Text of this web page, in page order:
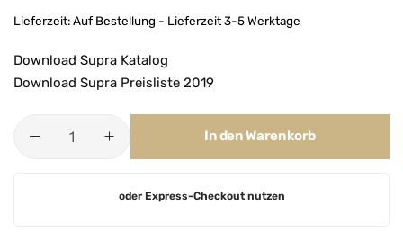
Lieferzeit:Auf Bestellung - Lieferzeit 3-5 Werktage
Download Supra Katalog
Download Supra Preisliste 2019
In den Warenkorb
oder Express-Checkout nutzen